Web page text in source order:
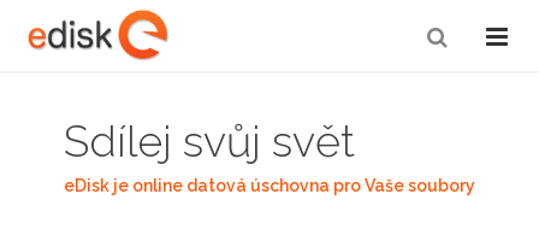
Sdílej svůj svět
eDisk je online datová úschovna pro Vaše soubory